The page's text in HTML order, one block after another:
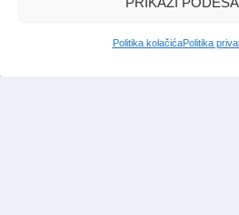
Politika kolačićaPolitika